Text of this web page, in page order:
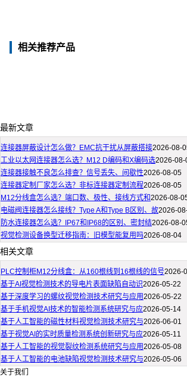
相关推荐产品
最新文章
连接器屏蔽设计怎么做？EMC抗干扰从屏蔽搭接2026-08-
工业以太网连接器怎么选？M12 D编码和X编码选2026-08-
连接器接触不良怎么排查？信号丢失、间歇性2026-08-05
连接器定制厂家怎么选？非标连接器定制流程2026-08-05
M12分线盒怎么选？端口数、极性、接线方式和2026-08-
电磁阀连接器怎么接线？Type A和Type B区别、故2026-
防水连接器怎么选？IP67和IP68的区别、密封结2026-08-
视觉检测设备换型迁移指南：旧模型能复用吗2026-08-04
相关文章
PLC控制柜M12分线盒：从160根线到16根线的信号2026-
基于AI视觉检测技术的导电片表面缺陷自动识2026-05-22
基于深度学习的螺纹视觉检测技术研究与应用2026-05-22
基于手机视觉AI技术的智能检测系统研究与应2026-05-14
基于人工智能的磁性材料视觉检测技术研究与2026-06-01
基于视觉AI的实时质量检测系统创新研究与应2026-05-11
基于人工智能的视觉裂纹检测系统研究与应用2026-05-08
基于人工智能的电池缺陷视觉检测技术研究与2026-05-06
关于我们